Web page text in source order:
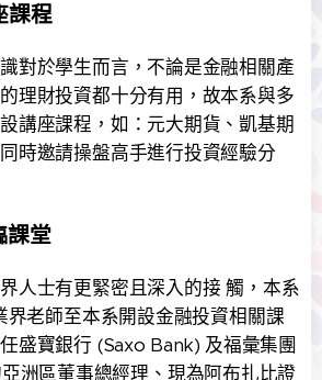
課程
對於學生而言，不論是金融相關產
理財投資都十分有用，故本系與多
講座課程，如：元大期貨、凱基期
時邀請操盤高手進行投資經驗分
課堂
人士有更緊密且深入的接 觸，本系
老師至本系開設金融投資相關課
盛寶銀行 (Saxo Bank) 及福彙集團
洲區董事總經理、現為阿布扎比證